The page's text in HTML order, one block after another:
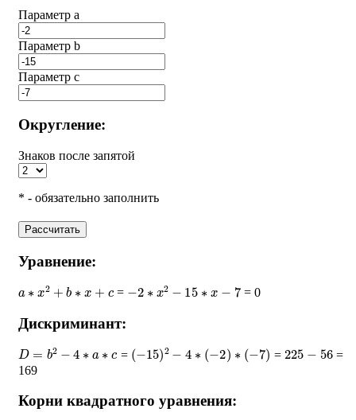
Параметр a
Параметр b
Параметр с
Округление:
Знаков после запятой
* - обязательно заполнить
Рассчитать
Уравнение:
2 b ∗ = 2∗ 2− 15 ∗ = 0
Дискриминант:
D= 2− a = (− 15)2 ∗ −2 )∗ 7 = 225 56
=
169
Корни квадратного уравнения: